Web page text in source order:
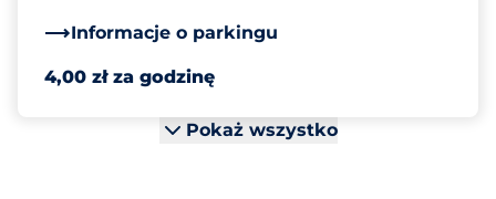
Informacje o parkingu
4,00 zł za godzinę
Pokaż wszystko